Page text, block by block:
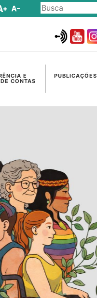
E
CONTAS
PUBLICAÇÕES